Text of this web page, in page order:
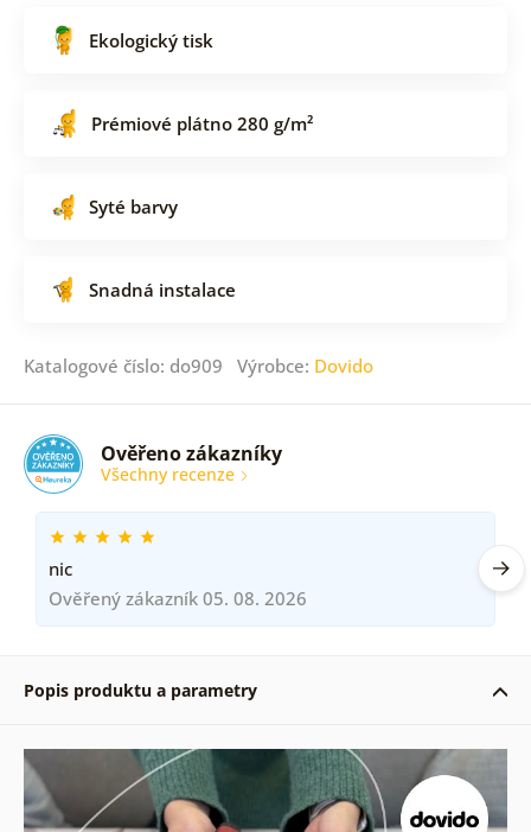
Ekologický tisk
Prémiové plátno 280 g/m²
Syté barvy
Snadná instalace
Katalogové číslo: do909 Výrobce: Dovido
Ověřeno zákazníky
Všechny recenze
nic
Ověřený zákazník 05. 08. 2026
Popis produktu a parametry